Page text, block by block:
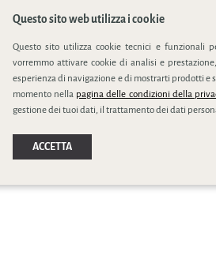
della privacy policy
Questo sito web utilizza i cookie
Questo sito utilizza cookie tecnici e funzionali
vorremmo attivare cookie di analisi e
esperienza di navigazione e di mostrarti prodotti
momento nella pagina delle condizioni della
gestione dei tuoi dati, il trattamento dei dati
ACCETTA